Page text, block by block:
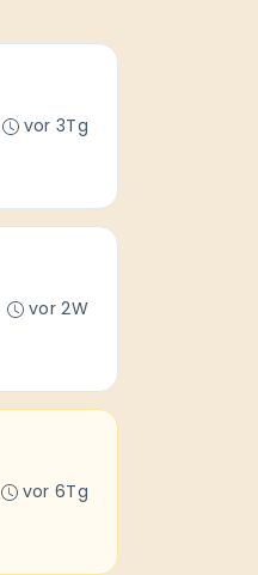
vor 3Tg
vor 2W
vor 6Tg